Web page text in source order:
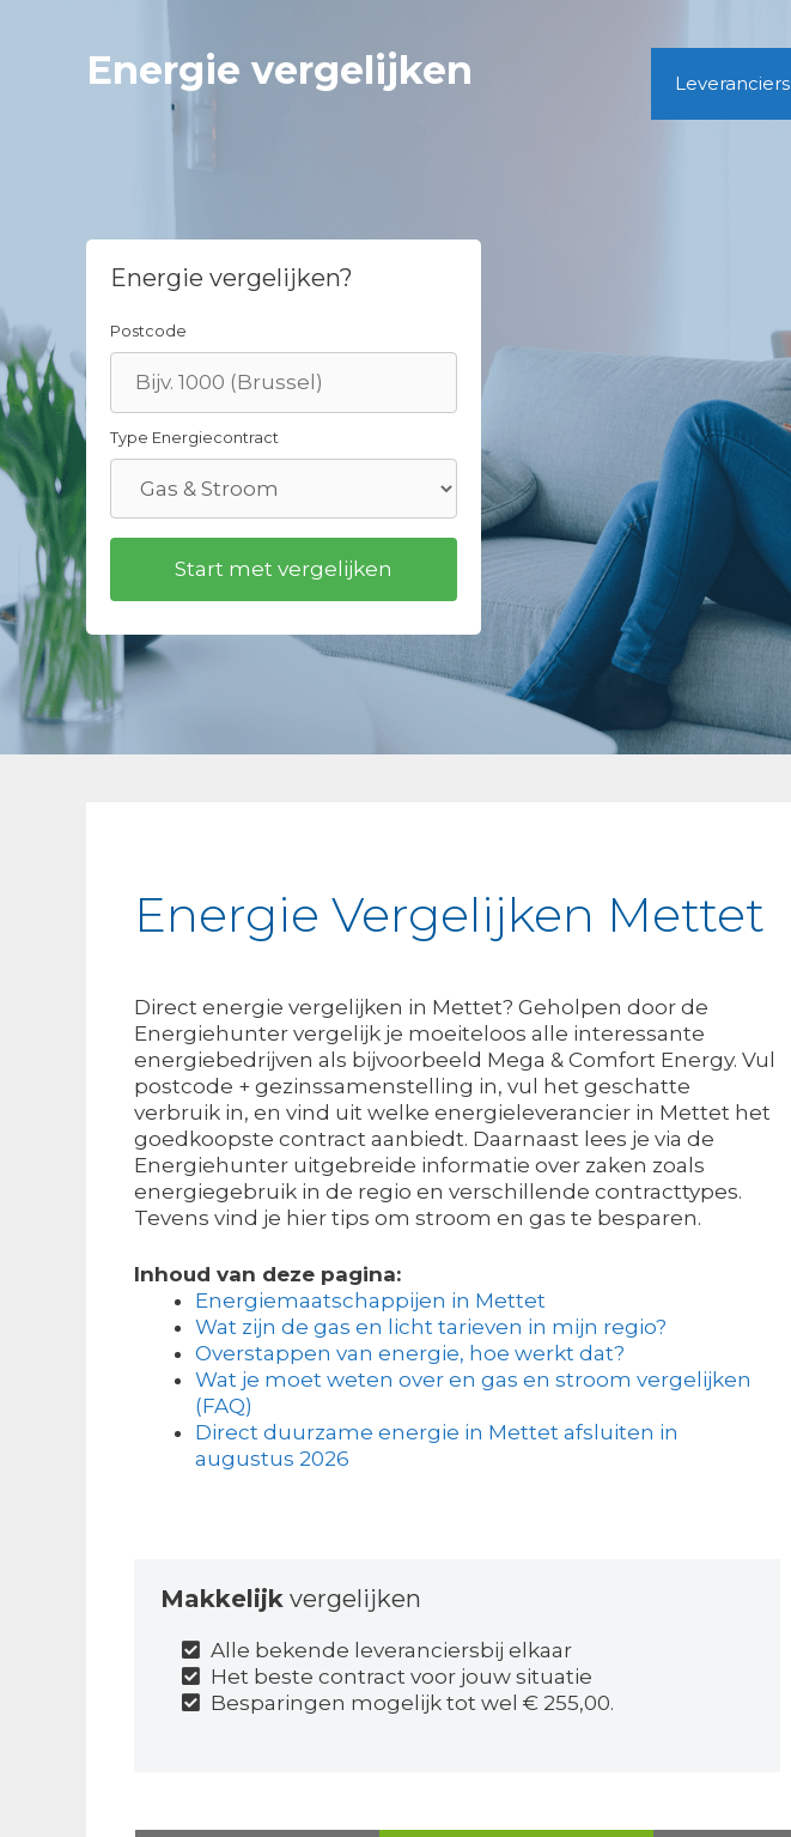
Energie vergelijken Leveranciers
Energie vergelijken?
Postcode
Type Energiecontract
Energie Vergelijken Mettet
Direct energie vergelijken in Mettet? Geholpen door de
Energiehunter vergelijk je moeiteloos alle interessante
energiebedrijven als bijvoorbeeld Mega & Comfort Energy. Vul
postcode + gezinssamenstelling in, vul het geschatte
verbruik in, en vind uit welke energieleverancier in Mettet het
goedkoopste contract aanbiedt. Daarnaast lees je via de
Energiehunter uitgebreide informatie over zaken zoals
energiegebruik in de regio en verschillende contracttypes.
Tevens vind je hier tips om stroom en gas te besparen.
Inhoud van deze pagina:
Energiemaatschappijen in Mettet
Wat zijn de gas en licht tarieven in mijn regio?
Overstappen van energie, hoe werkt dat?
Wat je moet weten over en gas en stroom vergelijken
(FAQ)
Direct duurzame energie in Mettet afsluiten in
augustus 2026
Makkelijkvergelijken
Alle bekende leveranciersbij elkaar
Het beste contract voor jouw situatie
Besparingen mogelijk tot wel € 255,00.